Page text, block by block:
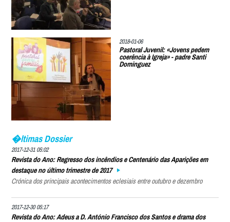
2018-01-06
Pastoral Juvenil: «Jovens pedem
coerência à Igreja» - padre Santi
Dominguez
�ltimas Dossier
2017-12-31 05:02
Revista do Ano: Regresso dos incêndios e Centenário das Aparições em
destaque no último trimestre de 2017
Crónica dos principais acontecimentos eclesiais entre outubro e dezembro
2017-12-30 05:17
Revista do Ano: Adeus a D. António Francisco dos Santos e drama dos